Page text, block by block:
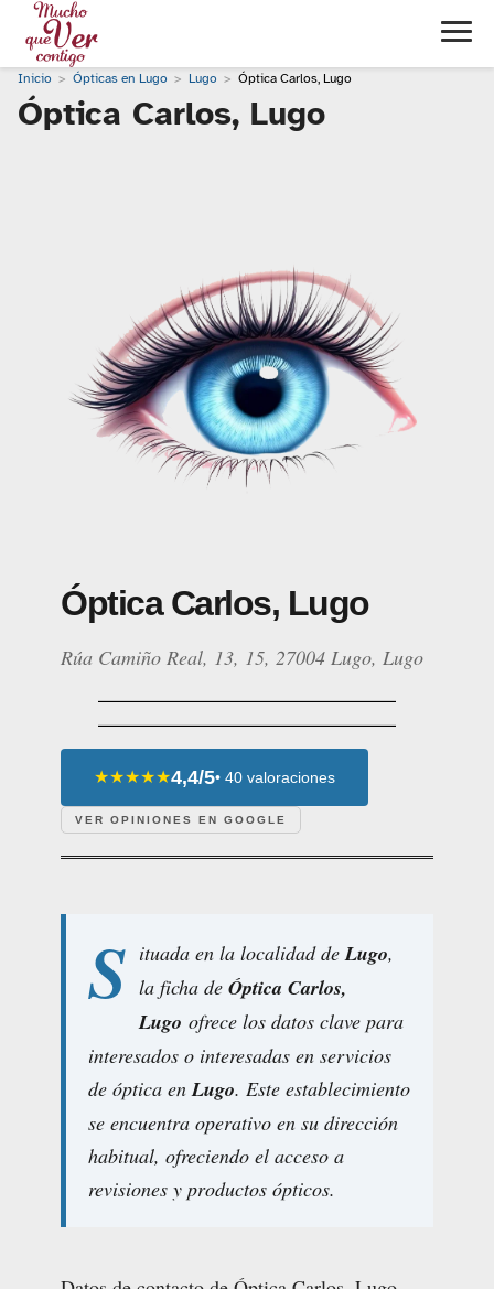
Inicio Ópticas en Lugo Lugo Óptica Carlos, Lugo
Óptica Carlos, Lugo
Óptica Carlos, Lugo
Rúa Camiño Real, 13, 15, 27004 Lugo, Lugo
★★★★★4,4/5• 40 valoraciones
VER OPINIONES EN GOOGLE
S ituada en la localidad de Lugo,
la ficha de Óptica Carlos,
Lugo ofrece los datos clave para
interesados o interesadas en servicios
de óptica en Lugo. Este establecimiento
se encuentra operativo en su dirección
habitual, ofreciendo el acceso a
revisiones y productos ópticos.